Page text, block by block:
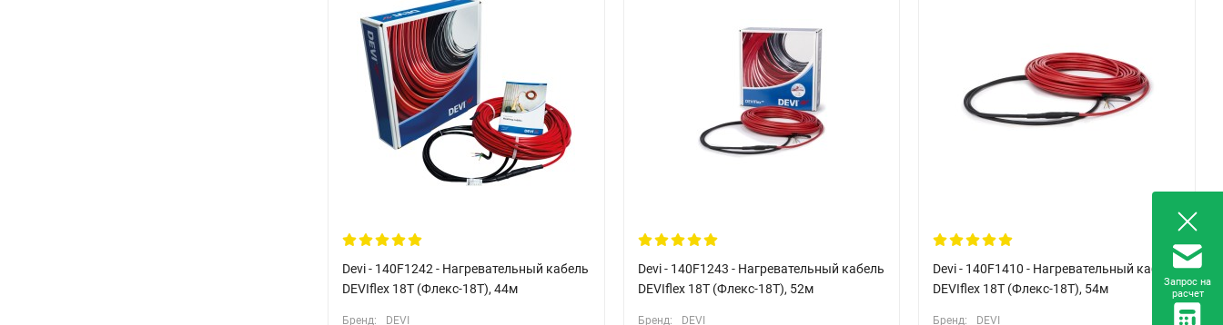
Devi - 140F1242 - Нагревательный кабель
DEVIflex 18T (Флекс-18Т), 44м
Бренд: DEVI
Devi - 140F1243 - Нагревательный кабель
DEVIflex 18T (Флекс-18Т), 52м
Бренд: DEVI
Devi - 140F1410 - Нагревательный кабель
DEVIflex 18T (Флекс-18Т), 54м
Бренд: DEVI
Запрос на
расчет